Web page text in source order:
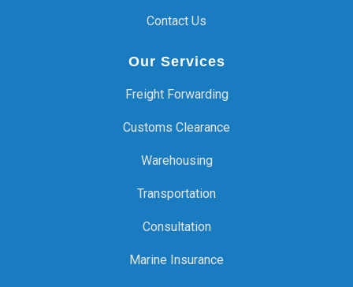
Contact Us
Our Services
Freight Forwarding
Customs Clearance
Warehousing
Transportation
Consultation
Marine Insurance